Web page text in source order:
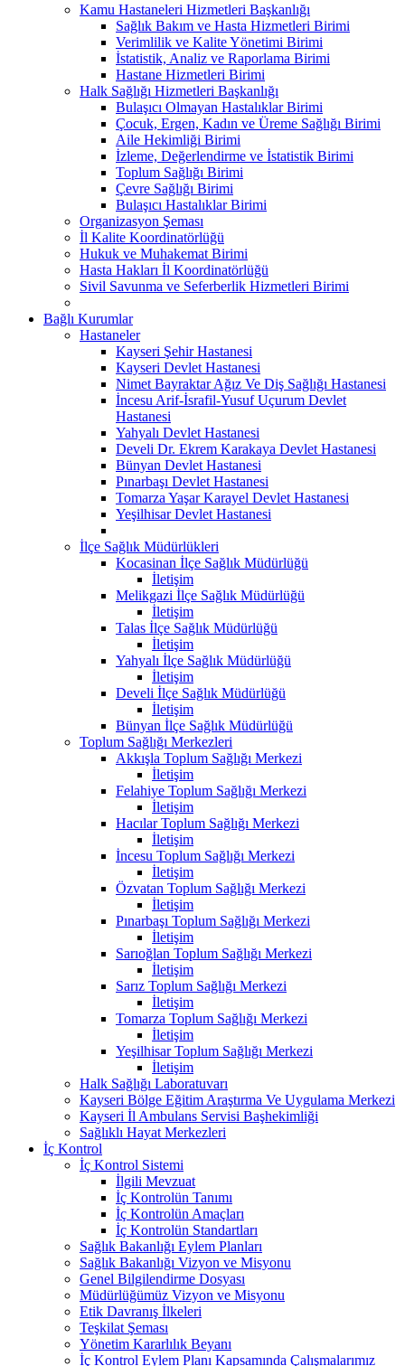
Kamu Hastaneleri Hizmetleri Başkanlığı
Sağlık Bakım ve Hasta Hizmetleri Birimi
Verimlilik ve Kalite Yönetimi Birimi
İstatistik, Analiz ve Raporlama Birimi
Hastane Hizmetleri Birimi
Halk Sağlığı Hizmetleri Başkanlığı
Bulaşıcı Olmayan Hastalıklar Birimi
Çocuk, Ergen, Kadın ve Üreme Sağlığı Birimi
Aile Hekimliği Birimi
İzleme, Değerlendirme ve İstatistik Birimi
Toplum Sağlığı Birimi
Çevre Sağlığı Birimi
Bulaşıcı Hastalıklar Birimi
Organizasyon Şeması
İl Kalite Koordinatörlüğü
Hukuk ve Muhakemat Birimi
Hasta Hakları İl Koordinatörlüğü
Sivil Savunma ve Seferberlik Hizmetleri Birimi
Bağlı Kurumlar
Hastaneler
Kayseri Şehir Hastanesi
Kayseri Devlet Hastanesi
Nimet Bayraktar Ağız Ve Diş Sağlığı Hastanesi
İncesu Arif-İsrafil-Yusuf Uçurum Devlet
Hastanesi
Yahyalı Devlet Hastanesi
Develi Dr. Ekrem Karakaya Devlet Hastanesi
Bünyan Devlet Hastanesi
Pınarbaşı Devlet Hastanesi
Tomarza Yaşar Karayel Devlet Hastanesi
Yeşilhisar Devlet Hastanesi
İlçe Sağlık Müdürlükleri
Kocasinan İlçe Sağlık Müdürlüğü
İletişim
Melikgazi İlçe Sağlık Müdürlüğü
İletişim
Talas İlçe Sağlık Müdürlüğü
İletişim
Yahyalı İlçe Sağlık Müdürlüğü
İletişim
Develi İlçe Sağlık Müdürlüğü
İletişim
Bünyan İlçe Sağlık Müdürlüğü
Toplum Sağlığı Merkezleri
Akkışla Toplum Sağlığı Merkezi
İletişim
Felahiye Toplum Sağlığı Merkezi
İletişim
Hacılar Toplum Sağlığı Merkezi
İletişim
İncesu Toplum Sağlığı Merkezi
İletişim
Özvatan Toplum Sağlığı Merkezi
İletişim
Pınarbaşı Toplum Sağlığı Merkezi
İletişim
Sarıoğlan Toplum Sağlığı Merkezi
İletişim
Sarız Toplum Sağlığı Merkezi
İletişim
Tomarza Toplum Sağlığı Merkezi
İletişim
Yeşilhisar Toplum Sağlığı Merkezi
İletişim
Halk Sağlığı Laboratuvarı
Kayseri Bölge Eğitim Araştırma Ve Uygulama Merkezi
Kayseri İl Ambulans Servisi Başhekimliği
Sağlıklı Hayat Merkezleri
İç Kontrol
İç Kontrol Sistemi
İlgili Mevzuat
İç Kontrolün Tanımı
İç Kontrolün Amaçları
İç Kontrolün Standartları
Sağlık Bakanlığı Eylem Planları
Sağlık Bakanlığı Vizyon ve Misyonu
Genel Bilgilendirme Dosyası
Müdürlüğümüz Vizyon ve Misyonu
Etik Davranış İlkeleri
Teşkilat Şeması
Yönetim Kararlılık Beyanı
İç Kontrol Eylem Planı Kapsamında Çalışmalarımız